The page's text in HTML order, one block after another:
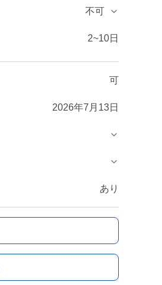
不可
2~10日
可
2026年7月13日
あり